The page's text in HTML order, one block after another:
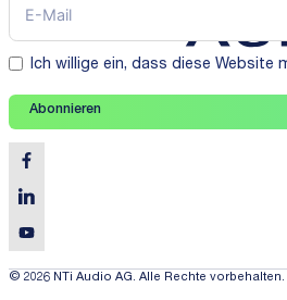
Ich willige ein, dass diese
Abonnieren
© 2026 NTi Audio AG. Alle Rechte vorbehalten.